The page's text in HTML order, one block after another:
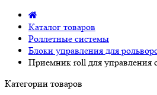
Каталог товаров
Роллетные системы
Блоки управления для
Приемник roll для управления
Категории товаров